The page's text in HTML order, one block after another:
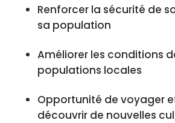
Renforcer la sécurité de
sa population
Améliorer les conditions
populations locales
Opportunité de voyager
découvrir de nouvelles